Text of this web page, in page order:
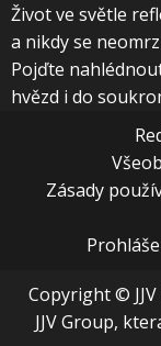
Život ve světle
a nikdy se
Pojďte
hvězd i do
Zásady
Copyright ©
JJV Group,